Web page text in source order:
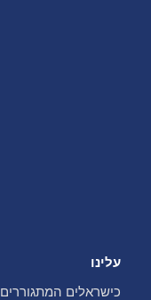
עלינו
כישראלים